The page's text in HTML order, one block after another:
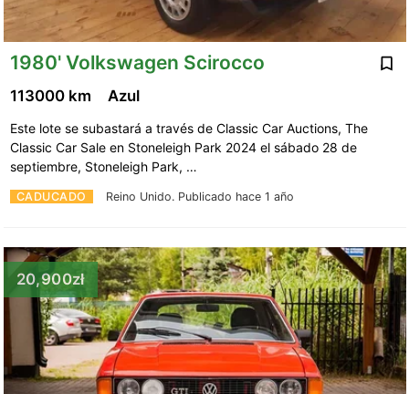
1980' Volkswagen Scirocco
CADUCADO Reino Unido. Publicado hace 1 año
113000 km Azul
Este lote se subastará a través de Classic Car Auctions, The
Classic Car Sale en Stoneleigh Park 2024 el sábado 28 de
septiembre, Stoneleigh Park, …
20,900zł